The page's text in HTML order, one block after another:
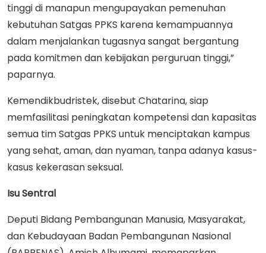
tinggi di manapun mengupayakan pemenuhan
kebutuhan Satgas PPKS karena kemampuannya
dalam menjalankan tugasnya sangat bergantung
pada komitmen dan kebijakan perguruan tinggi,”
paparnya.
Kemendikbudristek, disebut Chatarina, siap
memfasilitasi peningkatan kompetensi dan kapasitas
semua tim Satgas PPKS untuk menciptakan kampus
yang sehat, aman, dan nyaman, tanpa adanya kasus-
kasus kekerasan seksual.
Isu Sentral
Deputi Bidang Pembangunan Manusia, Masyarakat,
dan Kebudayaan Badan Pembangunan Nasional